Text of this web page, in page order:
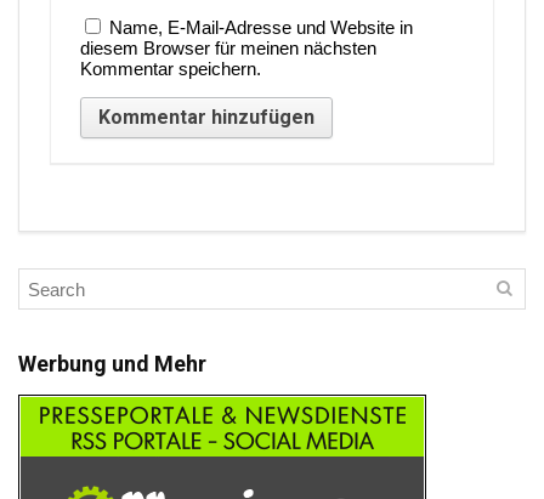
Name, E-Mail-Adresse und Website in
diesem Browser für meinen nächsten
Kommentar speichern.
Werbung und Mehr